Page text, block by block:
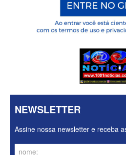
NEWSLETTER
Assine nossa newsletter e receba